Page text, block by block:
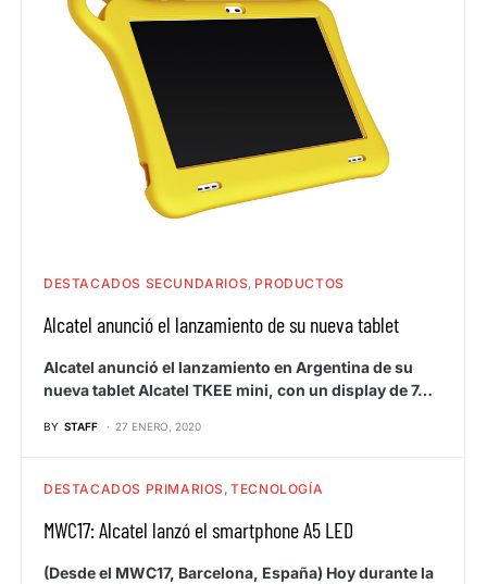
DESTACADOS SECUNDARIOS PRODUCTOS
Alcatel anunció el lanzamiento de su nueva tablet
Alcatel anunció el lanzamiento en Argentina de su
nueva tablet Alcatel TKEE mini, con un display de 7…
BY STAFF 27 ENERO, 2020
DESTACADOS PRIMARIOS TECNOLOGÍA
MWC17: Alcatel lanzó el smartphone A5 LED
(Desde el MWC17, Barcelona, España) Hoy durante la